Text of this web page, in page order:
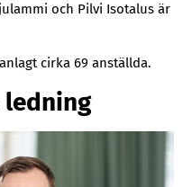
och Pilvi Isotalus är
cirka 69 anställda.